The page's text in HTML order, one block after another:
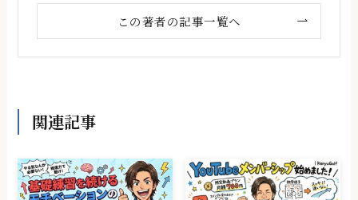
この著者の記事一覧へ
関連記事